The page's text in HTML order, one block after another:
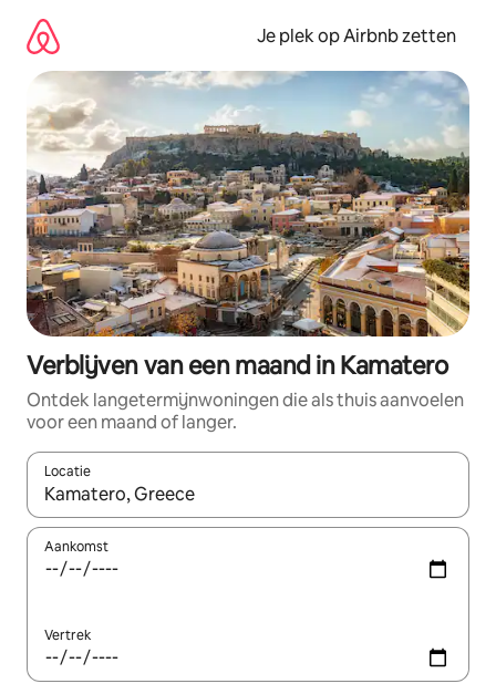
direct
naar
inhoud
Je plek op Airbnb zetten
Verblijven van een maand in Kamatero
Ontdek langetermijnwoningen die als thuis aanvoelen
voor een maand of langer.
Locatie
Wanneer er resultaten beschikbaar zijn, maak je een keuze
Aankomst
Vertrek